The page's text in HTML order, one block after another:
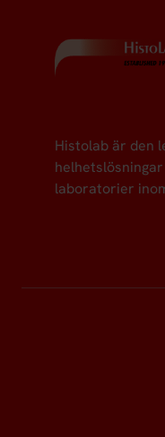
Histolab är den
laboratorier